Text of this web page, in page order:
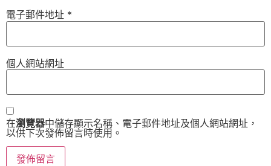
電子郵件地址 *
個人網站網址
在瀏覽器中儲存顯示名稱、電子郵件地址及個人網站網址，
以供下次發佈留言時使用。